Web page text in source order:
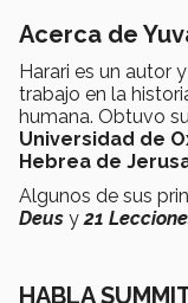
Acerca de
Harari es un autor
trabajo en la
humana. Obtuvo
Universidad de
Hebrea de
Algunos de sus
Deus y21
HABLA